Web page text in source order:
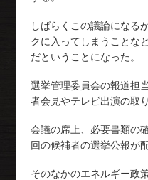
しばらくこの議論になる
クに入ってしまうことな
だということになった。
選挙管理委員会の報道担
者会見やテレビ出演の取
会議の席上、必要書類の
回の候補者の選挙公報が
そのなかのエネルギー政